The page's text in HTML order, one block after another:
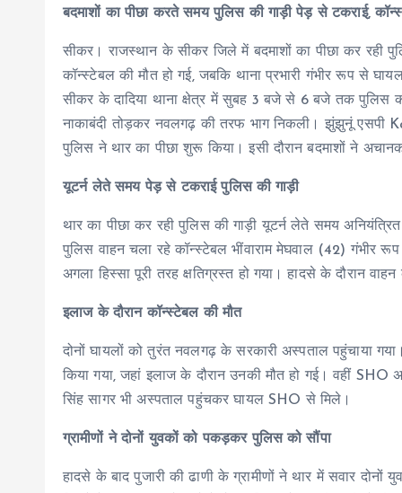
बदमाशों का पीछा करते समय पुलिस की गाड़ी पेड़ से टकराई,
सीकर। राजस्थान के सीकर जिले में बदमाशों का पीछा कर रही
कॉन्स्टेबल की मौत हो गई, जबकि थाना प्रभारी गंभीर रूप से
सीकर के दादिया थाना क्षेत्र में सुबह 3 बजे से 6 बजे तक पुलिस की
नाकाबंदी तोड़कर नवलगढ़ की तरफ भाग निकली। झुंझुनूं एसपी
पुलिस ने थार का पीछा शुरू किया। इसी दौरान बदमाशों ने
यूटर्न लेते समय पेड़ से टकराई पुलिस की गाड़ी
थार का पीछा कर रही पुलिस की गाड़ी यूटर्न लेते समय
पुलिस वाहन चला रहे कॉन्स्टेबल भींवाराम मेघवाल (42) गंभीर
अगला हिस्सा पूरी तरह क्षतिग्रस्त हो गया। हादसे के दौरान
इलाज के दौरान कॉन्स्टेबल की मौत
दोनों घायलों को तुरंत नवलगढ़ के सरकारी अस्पताल पहुंचाया
किया गया, जहां इलाज के दौरान उनकी मौत हो गई। वहीं
सिंह सागर भी अस्पताल पहुंचकर घायल SHO से मिले।
ग्रामीणों ने दोनों युवकों को पकड़कर पुलिस को सौंपा
हादसे के बाद पुजारी की ढाणी के ग्रामीणों ने थार में सवार